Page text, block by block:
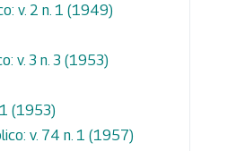
v. 2 n. 1 (1949)
v. 3 n. 3 (1953)
(1953)
v. 74 n. 1 (1957)